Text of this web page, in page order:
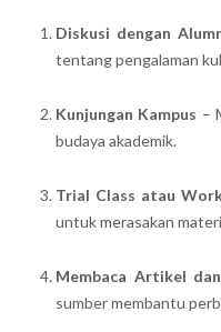
Diskusi dengan
tentang pengalaman
Kunjungan Kampus –
budaya akademik.
Trial Class atau
untuk merasakan
Membaca Artikel
sumber membantu